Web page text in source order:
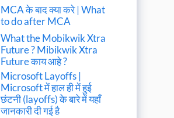
MCA के बाद क्या करे | What
to do after MCA
What the Mobikwik Xtra
Future ? Mibikwik Xtra
Future काय आहे ?
Microsoft Layoffs |
Microsoft में हाल ही में हुई
छंटनी (layoffs) के बारे में यहाँ
जानकारी दी गई है